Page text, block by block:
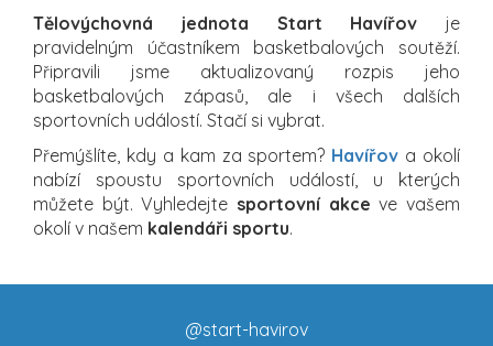
Tělovýchovná jednota Start Havířov je
pravidelným účastníkem basketbalových soutěží.
Připravili jsme aktualizovaný rozpis jeho
basketbalových zápasů, ale i všech dalších
sportovních událostí. Stačí si vybrat.
Přemýšlíte, kdy a kam za sportem? Havířov a okolí
nabízí spoustu sportovních událostí, u kterých
můžete být. Vyhledejte sportovní akce ve vašem
okolí v našem kalendáři sportu.
@start-havirov